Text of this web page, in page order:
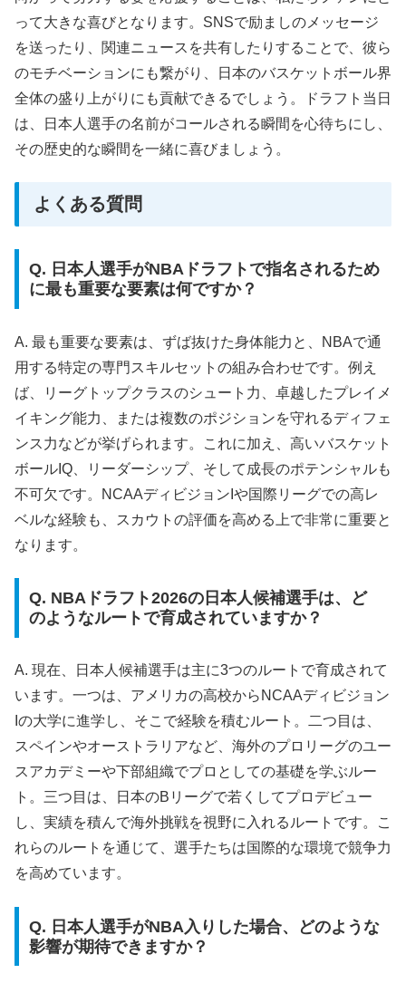
って大きな喜びとなります。SNSで励ましのメッセージ
を送ったり、関連ニュースを共有したりすることで、彼ら
のモチベーションにも繋がり、日本のバスケットボール界
全体の盛り上がりにも貢献できるでしょう。ドラフト当日
は、日本人選手の名前がコールされる瞬間を心待ちにし、
その歴史的な瞬間を一緒に喜びましょう。
よくある質問
Q. 日本人選手がNBAドラフトで指名されるため
に最も重要な要素は何ですか？
A. 最も重要な要素は、ずば抜けた身体能力と、NBAで通
用する特定の専門スキルセットの組み合わせです。例え
ば、リーグトップクラスのシュート力、卓越したプレイメ
イキング能力、または複数のポジションを守れるディフェ
ンス力などが挙げられます。これに加え、高いバスケット
ボールIQ、リーダーシップ、そして成長のポテンシャルも
不可欠です。NCAAディビジョンIや国際リーグでの高レ
ベルな経験も、スカウトの評価を高める上で非常に重要と
なります。
Q. NBAドラフト2026の日本人候補選手は、ど
のようなルートで育成されていますか？
A. 現在、日本人候補選手は主に3つのルートで育成されて
います。一つは、アメリカの高校からNCAAディビジョン
Iの大学に進学し、そこで経験を積むルート。二つ目は、
スペインやオーストラリアなど、海外のプロリーグのユー
スアカデミーや下部組織でプロとしての基礎を学ぶルー
ト。三つ目は、日本のBリーグで若くしてプロデビュー
し、実績を積んで海外挑戦を視野に入れるルートです。こ
れらのルートを通じて、選手たちは国際的な環境で競争力
を高めています。
Q. 日本人選手がNBA入りした場合、どのような
影響が期待できますか？